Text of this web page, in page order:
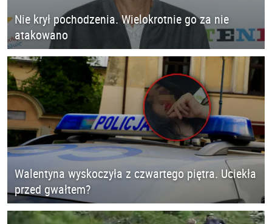
Nie krył pochodzenia. Wielokrotnie go za nie
atakowano
Walentyna wyskoczyła z czwartego piętra. Uciekła
przed gwałtem?